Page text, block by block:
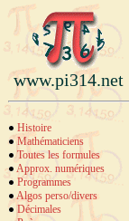
www.pi314.net
Histoire
Mathématiciens
Toutes les formules
Approx. numériques
Programmes
Algos perso/divers
Décimales